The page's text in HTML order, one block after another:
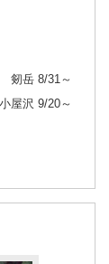
岳 8/31～
屋沢 9/20～